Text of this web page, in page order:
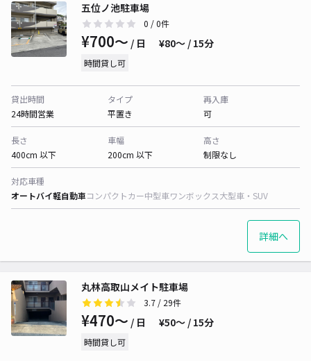
五位ノ池駐車場
0 / 0件
¥700〜 / 日 ¥80〜 / 15分
時間貸し可
貸出時間
24時間営業
タイプ
平置き
再入庫
可
長さ
400cm 以下
車幅
200cm 以下
高さ
制限なし
対応車種
オートバイ軽自動車コンパクトカー中型車ワンボックス大型車・SUV
詳細へ
丸林高取山メイト駐車場
3.7 / 29件
¥470〜 / 日 ¥50〜 / 15分
時間貸し可